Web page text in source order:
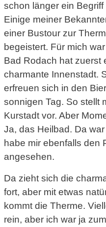
schon länger ein
Einige meiner
einer Bustour zur
begeistert. Für mich
Bad Rodach hat zuerst
charmante Innenstadt.
erfreuen sich in den
sonnigen Tag. So stellt
Kurstadt vor. Aber
Ja, das Heilbad. Da
habe mir ebenfalls den
angesehen.
Da zieht sich die
fort, aber mit etwas
kommt die Therme.
rein, aber ich war ja